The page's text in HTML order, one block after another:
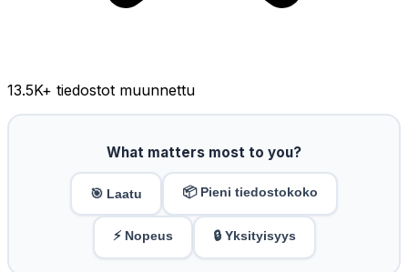
13.5K+ tiedostot muunnettu
What matters most to you?
🎯 Laatu 📦 Pieni tiedostokoko
⚡ Nopeus 🔒 Yksityisyys